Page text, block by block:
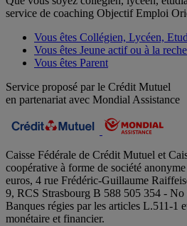
service de coaching Objectif Emploi
Vous êtes Collégien, Lycéen,
Vous êtes Jeune actif ou à la
Vous êtes Parent
Service proposé par le Crédit Mutuel
en partenariat avec Mondial Assistance
Caisse Fédérale de Crédit Mutuel et
coopérative à forme de société
euros, 4 rue Frédéric-Guillaume
9, RCS Strasbourg B 588 505 354 -
Banques régies par les articles L.511-1
monétaire et financier.